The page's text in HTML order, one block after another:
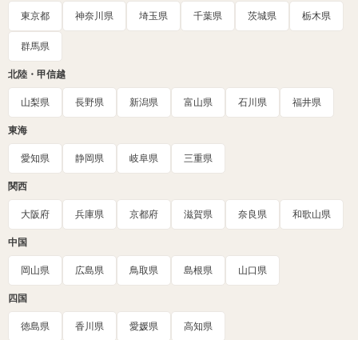
東京都 神奈川県 埼玉県 千葉県 茨城県 栃木県
群馬県
北陸・甲信越
山梨県 長野県 新潟県 富山県 石川県 福井県
東海
愛知県 静岡県 岐阜県 三重県
関西
大阪府 兵庫県 京都府 滋賀県 奈良県 和歌山県
中国
岡山県 広島県 鳥取県 島根県 山口県
四国
徳島県 香川県 愛媛県 高知県